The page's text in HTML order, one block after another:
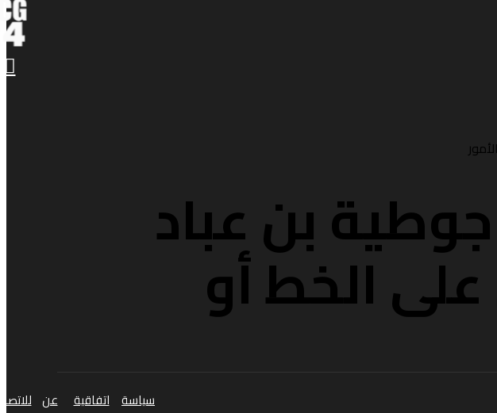
بن عباد
على الخط أو
سياسة اتفاقية
عن